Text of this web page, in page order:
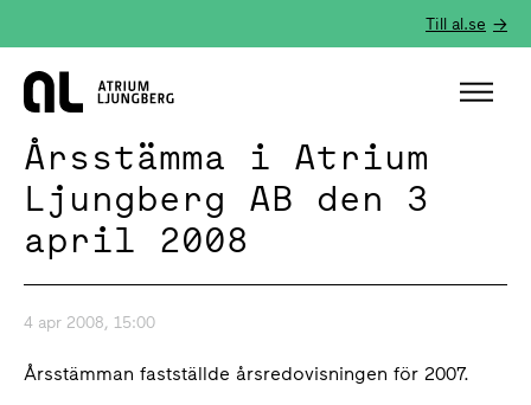
Till al.se
Hem
Årsstämma i Atrium
Ljungberg AB den 3
april 2008
4 apr 2008, 15:00
Årsstämman fastställde årsredovisningen för 2007.